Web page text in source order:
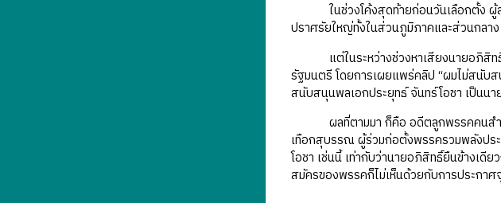
ในช่วงโค้งสุดท้ายก่อนวันเลือกตั้ง ผู้สมั
ปราศรัยใหญ่ทั้งในส่วนภูมิภาคและส่วนกลา
แต่ในระหว่างช่วงหาเสียงนายอภิสิทธิ์
รัฐมนตรี โดยการเผยแพร่คลิป “ผมไม่สนับ
สนับสนุนพลเอกประยุทธ์ จันทร์โอชา เป็นน
ผลที่ตามมา ก็คือ อดีตลูกพรรคคนสำคัญ
เทือกสุบรรณ ผู้ร่วมก่อตั้งพรรครวมพลังปร
โอชา เช่นนี้ เท่ากับว่านายอภิสิทธิ์ยืนข้างเ
สมัครของพรรคก็ไม่เห็นด้วยกับการประกา